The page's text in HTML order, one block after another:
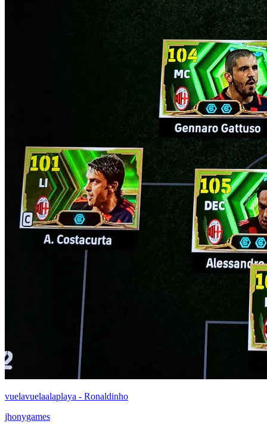
vuelavuelaalaplaya - Ronaldinho
jhonygames